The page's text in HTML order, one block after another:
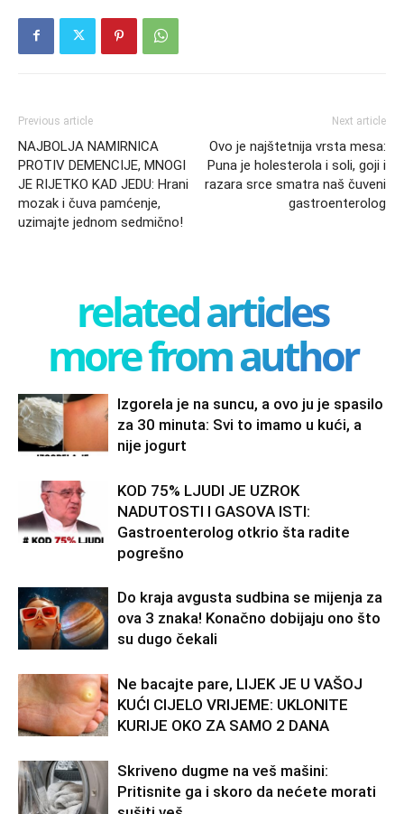
Previous article
NAJBOLJA NAMIRNICA
PROTIV DEMENCIJE, MNOGI
JE RIJETKO KAD JEDU: Hrani
mozak i čuva pamćenje,
uzimajte jednom sedmično!
Next article
Ovo je najštetnija vrsta mesa:
Puna je holesterola i soli, goji i
razara srce smatra naš čuveni
gastroenterolog
related articles
more from author
Izgorela je na suncu, a ovo ju je spasilo
za 30 minuta: Svi to imamo u kući, a
nije jogurt
KOD 75% LJUDI JE UZROK
NADUTOSTI I GASOVA ISTI:
Gastroenterolog otkrio šta radite
pogrešno
Do kraja avgusta sudbina se mijenja za
ova 3 znaka! Konačno dobijaju ono što
su dugo čekali
Ne bacajte pare, LIJEK JE U VAŠOJ
KUĆI CIJELO VRIJEME: UKLONITE
KURIJE OKO ZA SAMO 2 DANA
Skriveno dugme na veš mašini:
Pritisnite ga i skoro da nećete morati